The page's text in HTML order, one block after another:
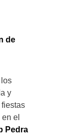
de
y
el
Pedra